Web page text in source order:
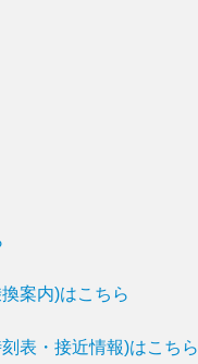
案内)はこちら
表・接近情報)はこちら